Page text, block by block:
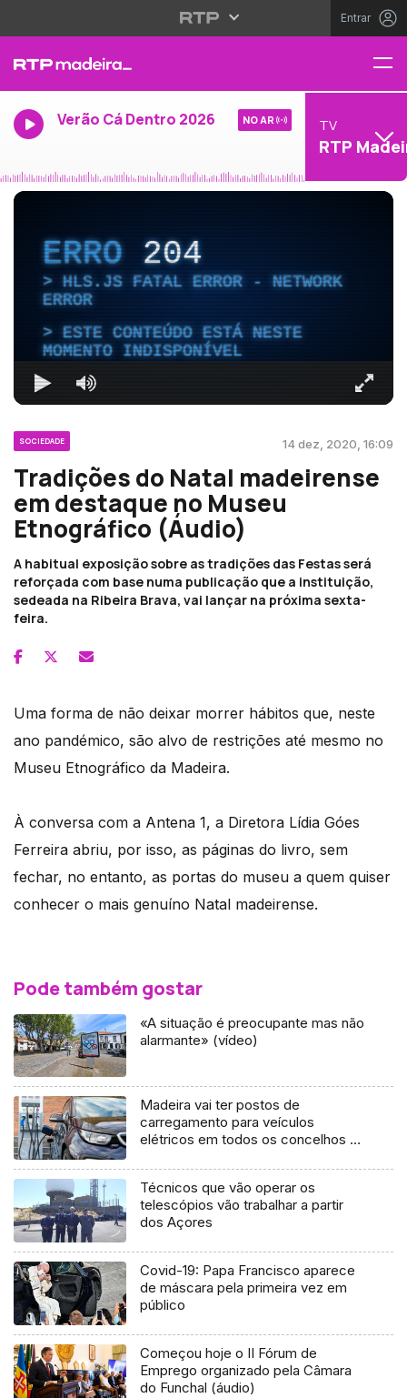
Entrar
Verão Cá Dentro 2026 NO AR TV
RTP
ERRO204
HLS.JS FATAL ERROR - NETWORK
ERROR
ESTE CONTEÚDO ESTÁ NESTE
MOMENTO INDISPONÍVEL
SOCIEDADE 14 dez, 2020, 16:09
Tradições do Natal madeirense
em destaque no Museu
Etnográfico (Áudio)
A habitual exposição sobre as tradições das Festas será
reforçada com base numa publicação que a instituição,
sedeada na Ribeira Brava, vai lançar na próxima sexta-
feira.
Uma forma de não deixar morrer hábitos que, neste
ano pandémico, são alvo de restrições até mesmo no
Museu Etnográfico da Madeira.
À conversa com a Antena 1, a Diretora Lídia Góes
Ferreira abriu, por isso, as páginas do livro, sem
fechar, no entanto, as portas do museu a quem quiser
conhecer o mais genuíno Natal madeirense.
Pode também gostar
«A situação é preocupante mas não
alarmante» (vídeo)
Madeira vai ter postos de
carregamento para veículos
elétricos em todos os concelhos –
Técnicos que vão operar os
telescópios vão trabalhar a partir
dos Açores
Covid-19: Papa Francisco aparece
de máscara pela primeira vez em
público
Começou hoje o II Fórum de
Emprego organizado pela Câmara
do Funchal (áudio)